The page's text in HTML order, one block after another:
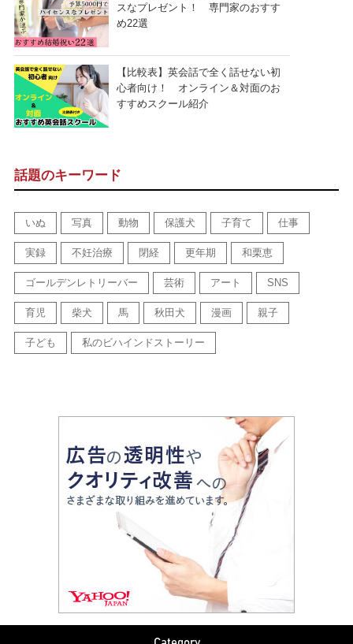
スなプレゼント！ 専門家のおすす
め22選
【比較表】英会話で全く話せない初
心者向け！ オンライン＆対面のお
すすめスクール紹介
話題のキーワード
いぬ 写真 動物 保護犬 子育て 仕事
実録 不妊治療 閉経 更年期 和栗恵
ゴールデンレトリーバー 芸術 アート SNS
育児 柴犬 馬 秋田犬 漫画 親子
子ども 私のビハインドストーリー